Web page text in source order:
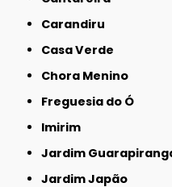
Carandiru
Casa Verde
Chora Menino
Freguesia do Ó
Imirim
Jardim
Jardim Japão